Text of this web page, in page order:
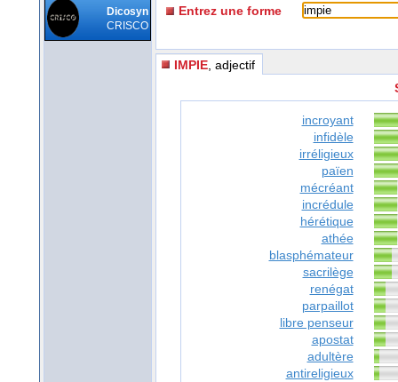
Dicosyn
CRISCO
Entrez une forme
IMPIE , adjectif
incroyant
infidèle
irréligieux
païen
mécréant
incrédule
hérétique
athée
blasphémateur
sacrilège
renégat
parpaillot
libre penseur
apostat
adultère
antireligieux